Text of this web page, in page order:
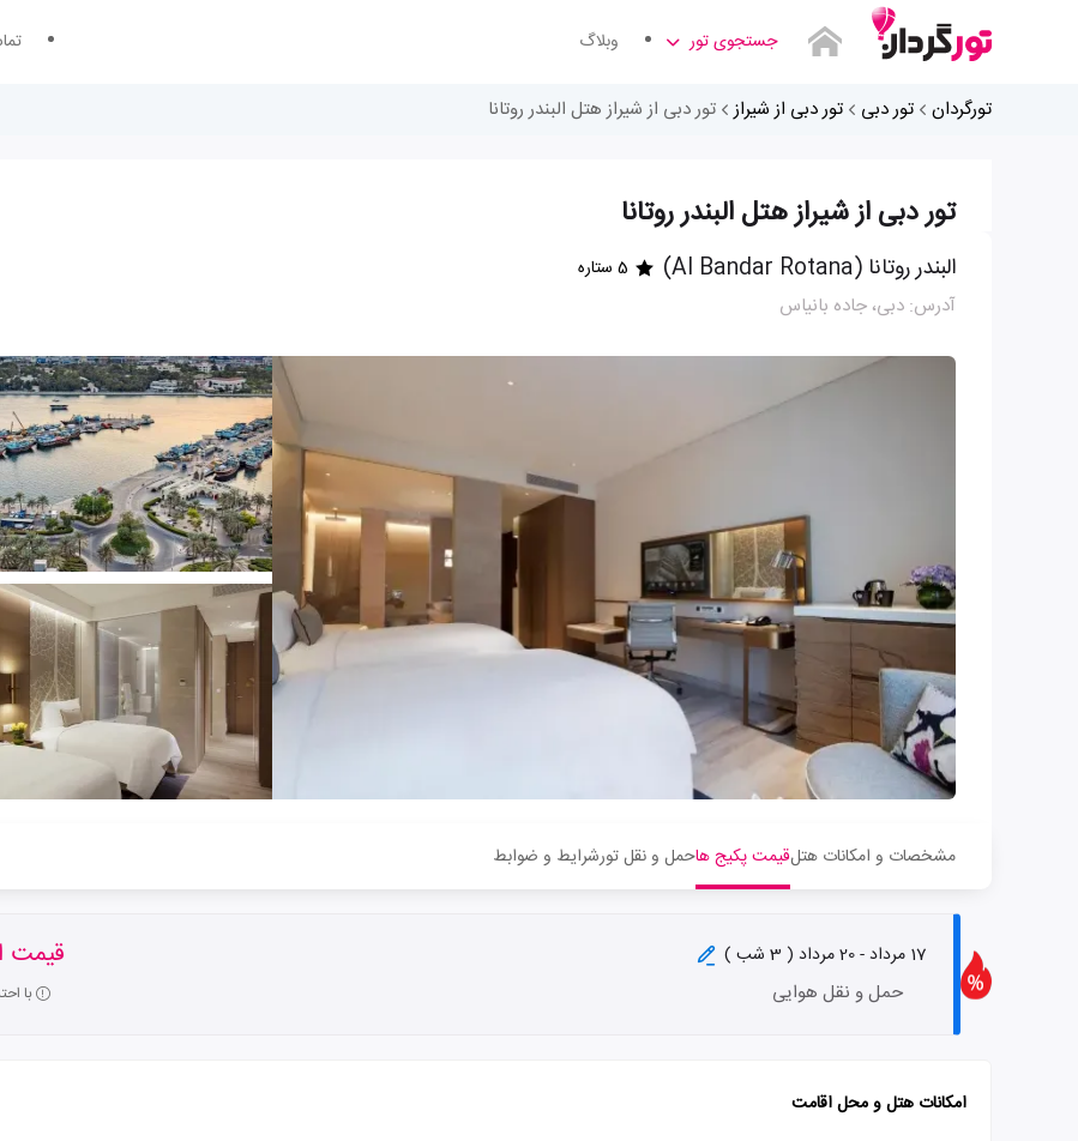
جستجوی تور وبلاگ
تورگردان تور دبی تور دبی از شیراز تور دبی از شیراز هتل البندر روتانا
تور دبی از شیراز هتل البندر روتانا
البندر روتانا (Al Bandar Rotana) 5 ستاره
آدرس: دبی، جاده بانیاس
مشخصات و امکانات هتلقیمت پکیج هاحمل و نقل تورشرایط و ضوابط
17 مرداد - 20 مرداد ( 3 شب )
حمل و نقل هوایی
قیمت
با
امکانات هتل و محل اقامت